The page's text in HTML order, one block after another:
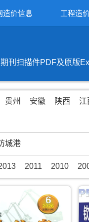
造价信息 工程造
刊扫描件PDF及原版
贵州 安徽 陕西 江
城港
2011 2010